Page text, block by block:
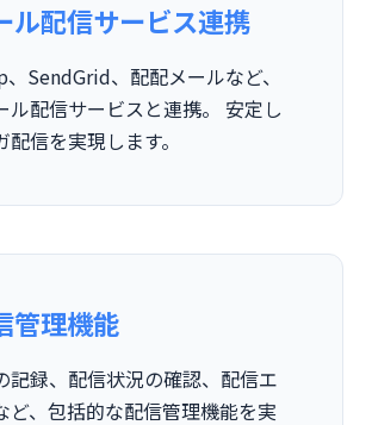
ル配信サービス連携
SendGrid、配配メールなど、
ル配信サービスと連携。 安定し
配信を実現します。
管理機能
記録、配信状況の確認、配信エ
ど、包括的な配信管理機能を実